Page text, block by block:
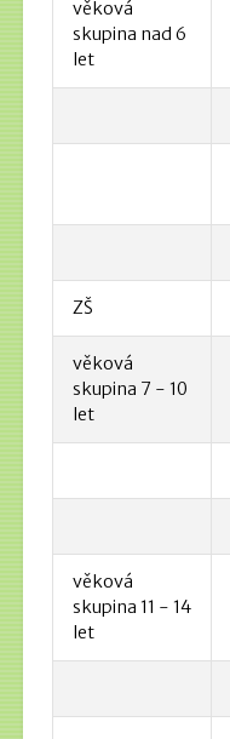
věková
skupina nad 6
let
ZŠ
věková
skupina 7 - 10
let
věková
skupina 11 - 14
let